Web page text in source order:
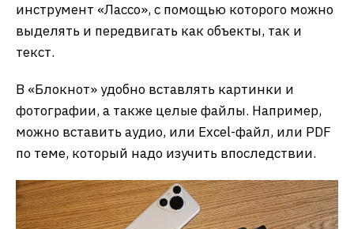
инструмент «Лассо», с помощью которого можно
выделять и передвигать как объекты, так и
текст.
В «Блокнот» удобно вставлять картинки и
фотографии, а также целые файлы. Например,
можно вставить аудио, или Excel-файл, или PDF
по теме, который надо изучить впоследствии.